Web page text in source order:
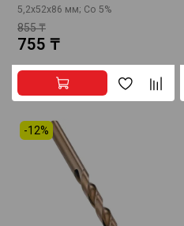
5,2x52x86 мм; Co 5%
855 ₸
755 ₸
-12%